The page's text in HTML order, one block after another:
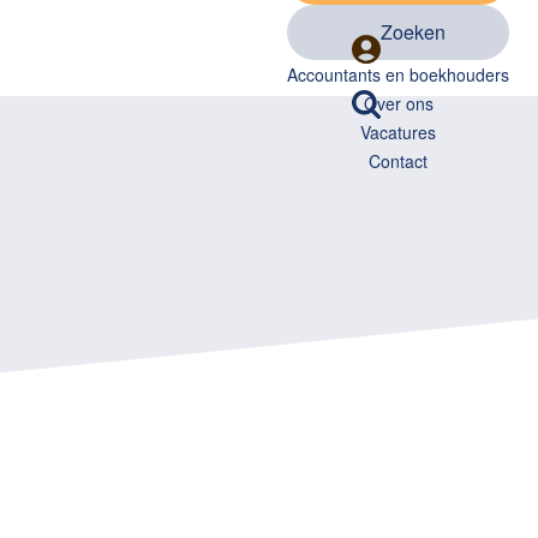
Accountants en boekhouders
Over ons
Vacatures
Contact
Zoeken